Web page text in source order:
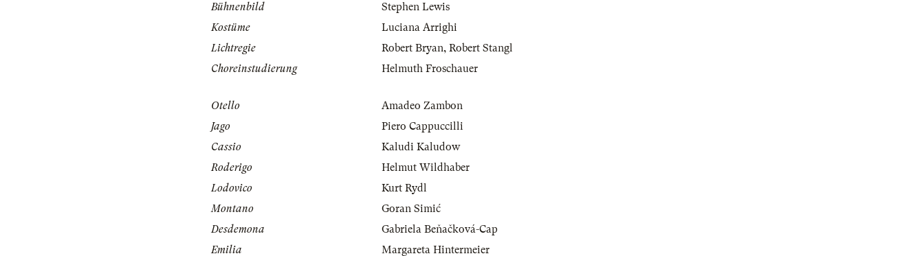
Bühnenbild
Stephen Lewis
Kostüme
Luciana Arrighi
Lichtregie
Robert Bryan, Robert Stangl
Choreinstudierung
Helmuth Froschauer
Otello
Amadeo Zambon
Jago
Piero Cappuccilli
Cassio
Kaludi Kaludow
Roderigo
Helmut Wildhaber
Lodovico
Kurt Rydl
Montano
Goran Simić
Desdemona
Gabriela Beňačková-Cap
Emilia
Margareta Hintermeier